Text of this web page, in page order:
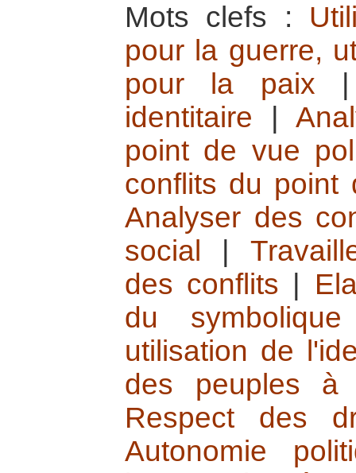
Mots clefs :
pour la guerre,
pour la paix
identitaire
point de vue
conflits du point
Analyser des
social
des conflits
du symbolique
utilisation de
des peuples à
Respect des
Autonomie